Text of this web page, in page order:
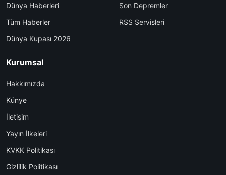
Dünya Haberleri
Tüm Haberler
Dünya Kupası 2026
Son Depremler
RSS Servisleri
Kurumsal
Hakkımızda
Künye
İletişim
Yayın İlkeleri
KVKK Politikası
Gizlilik Politikası